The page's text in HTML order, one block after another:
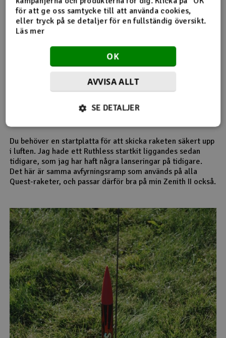
Du behöver en startplatta för att skicka raketen säkert upp
i luften. Jag hade ett Ruthless startkit liggandes sedan
tidigare, som jag har haft några lanseringar på tidigare.
Det här är samma avfyrningsramp som används på alla
Quest-raketer, och passar därför bra på min Zenith II också.
för att ge oss samtycke till att använda cookies,
eller tryck på se detaljer för en fullständig översikt.
Läs mer
OK
AVVISA ALLT
SE DETALJER